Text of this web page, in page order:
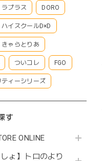
ラプラス DORO
ハイスクールD×D
きゃらとりあ
ついコレ FGO
ティーシリーズ
す
ONLINE
ょ】トロのより